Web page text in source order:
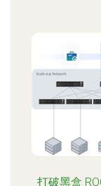
打破黑盒